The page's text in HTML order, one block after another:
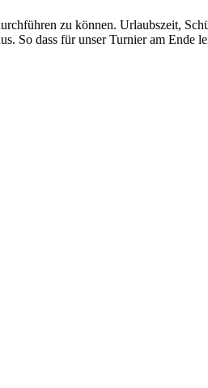
zu können. Urlaubszeit,
So dass für unser Turnier am Ende